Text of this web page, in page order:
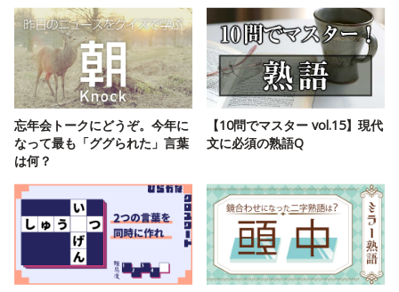
忘年会トークにどうぞ。今年に
なって最も「ググられた」言葉
は何？
【10問でマスター vol.15】現代
文に必須の熟語Q